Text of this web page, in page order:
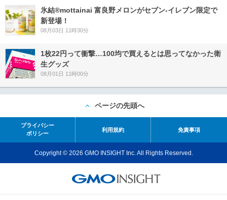
氷結®mottainai 富良野メロンがセブン‐イレブン限定で
新登場！
08月03日 11時30分
1枚22円って衝撃…100均で買えるとは思ってなかった衛
生グッズ
08月01日 11時00分
ページの先頭へ
プライバシー
ポリシー
利用規約 免責事項
Copyright © 2026 GMO INSIGHT Inc. All Rights Reserved.